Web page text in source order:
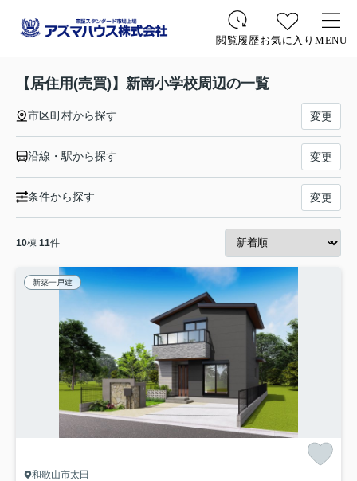
閲覧履歴お気に入り MENU
【居住用(売買)】新南小学校周辺の一覧
市区町村から探す 変更
沿線・駅から探す 変更
条件から探す 変更
10棟 11件
新築一戸建
和歌山市太田